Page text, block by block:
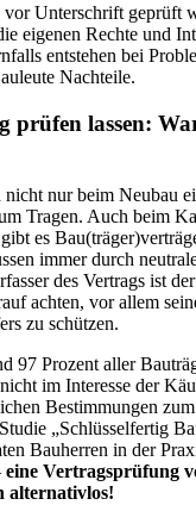
Unterschrift geprüft
eigenen Rechte und
entstehen bei
Nachteile.
prüfen lassen:
nicht nur beim Neubau
Tragen. Auch beim
es
immer durch
des Vertrags ist
achten, vor allem
zu schützen.
97 Prozent aller
im Interesse der
Bestimmungen
„Schlüsselfertig
Bauherren in der
eine Vertragsprüfung
alternativlos!